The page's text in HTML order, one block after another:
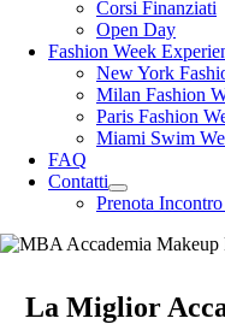
Corsi Finanziati
Open Day
Fashion Week
New York
Milan Fashion
Paris Fashion
Miami Swim
FAQ
Contatti
Prenota
La Miglior